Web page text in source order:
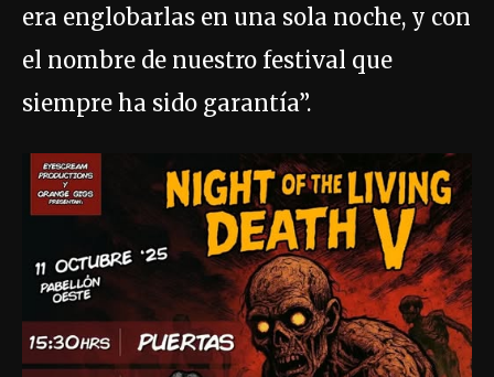
era englobarlas en una sola noche, y con
el nombre de nuestro festival que
siempre ha sido garantía”.